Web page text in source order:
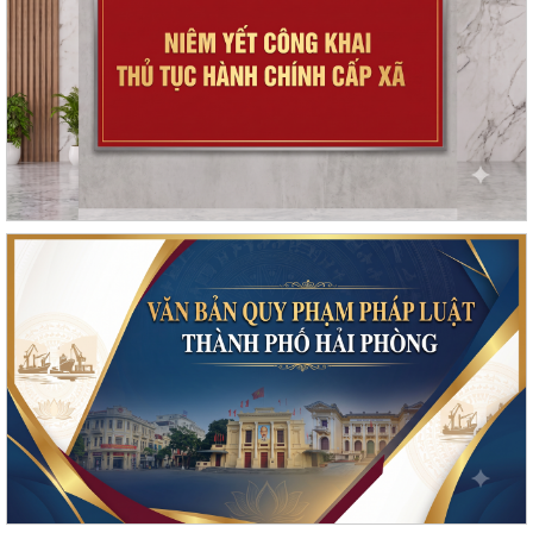
Kế hoạch thực hiện Nghị quyết số 11-NQ/TU, ngày 15/7/2026 của Ban
Chấp hành Đảng bộ thành phố về...